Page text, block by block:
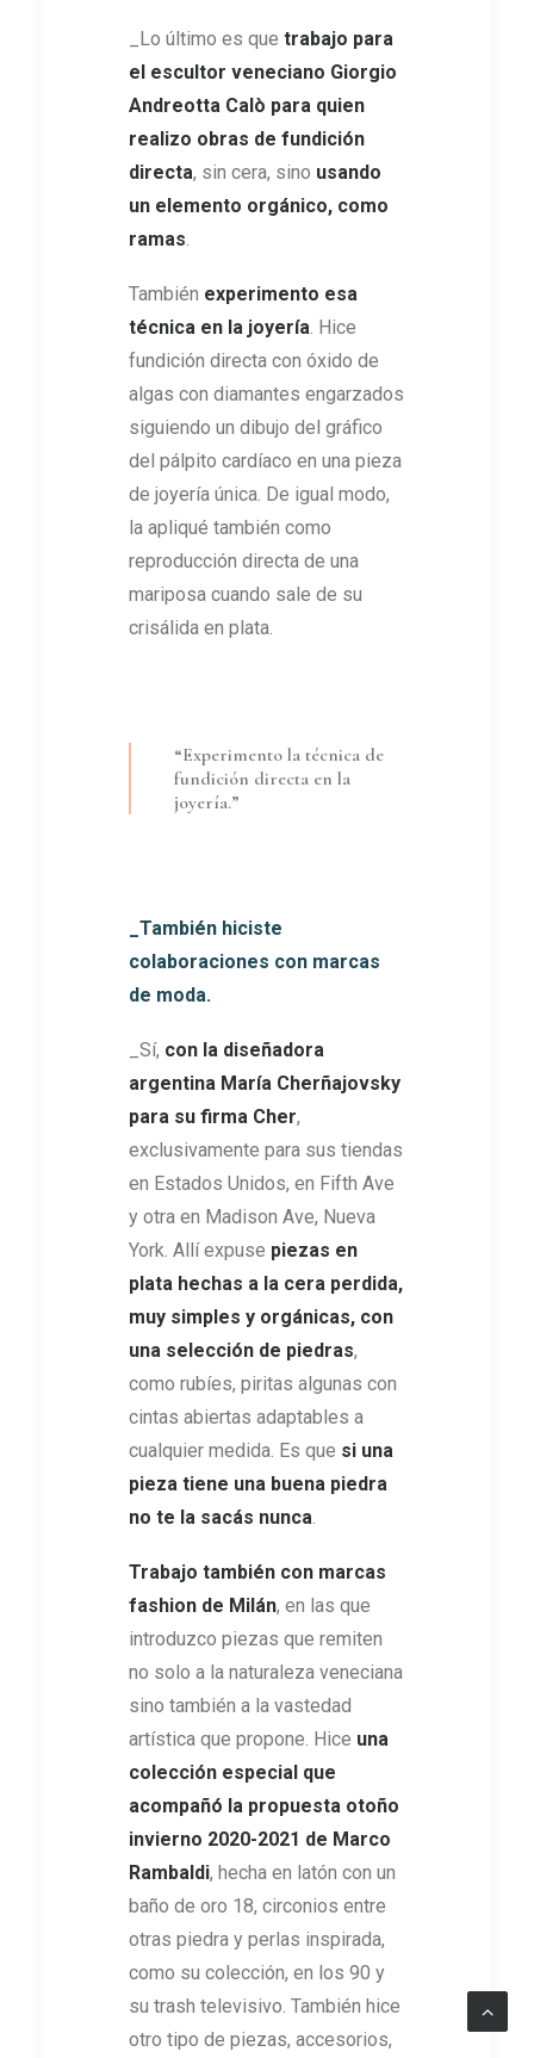
_Lo último es que trabajo para
el escultor veneciano Giorgio
Andreotta Calò para quien
realizo obras de fundición
directa, sin cera, sino usando
un elemento orgánico, como
ramas.
También experimento esa
técnica en la joyería. Hice
fundición directa con óxido de
algas con diamantes engarzados
siguiendo un dibujo del gráfico
del pálpito cardíaco en una pieza
de joyería única. De igual modo,
la apliqué también como
reproducción directa de una
mariposa cuando sale de su
crisálida en plata.
“Experimento la técnica de
fundición directa en la
joyería.”
_También hiciste
colaboraciones con marcas
de moda.
_Sí, con la diseñadora
argentina María Cherñajovsky
para su firma Cher,
exclusivamente para sus tiendas
en Estados Unidos, en Fifth Ave
y otra en Madison Ave, Nueva
York. Allí expuse piezas en
plata hechas a la cera perdida,
muy simples y orgánicas, con
una selección de piedras,
como rubíes, piritas algunas con
cintas abiertas adaptables a
cualquier medida. Es que si una
pieza tiene una buena piedra
no te la sacás nunca.
Trabajo también con marcas
fashion de Milán, en las que
introduzco piezas que remiten
no solo a la naturaleza veneciana
sino también a la vastedad
artística que propone. Hice una
colección especial que
acompañó la propuesta otoño
invierno 2020-2021 de Marco
Rambaldi, hecha en latón con un
baño de oro 18, circonios entre
otras piedra y perlas inspirada,
como su colección, en los 90 y
su trash televisivo. También hice
otro tipo de piezas, accesorios,